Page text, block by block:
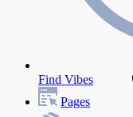
Find Vibes
Pages